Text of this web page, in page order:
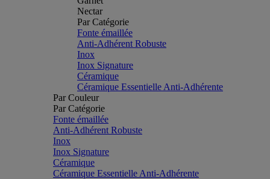
Nectar
Par Catégorie
Fonte émaillée
Anti-Adhérent Robuste
Inox
Inox Signature
Céramique
Céramique Essentielle Anti-Adhérente
Par Couleur
Par Catégorie
Fonte émaillée
Anti-Adhérent Robuste
Inox
Inox Signature
Céramique
Céramique Essentielle Anti-Adhérente